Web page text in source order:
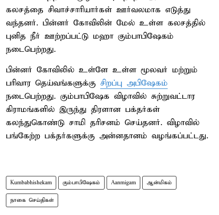
கலசத்தை சிவாச்சாரியார்கள் ஊர்வலமாக எடுத்து
வந்தனர். பின்னர் கோவிலின் மேல் உள்ள கலசத்தில்
புனித நீர் ஊற்றப்பட்டு மஹா கும்பாபிஷேகம்
நடைபெற்றது.
பின்னர் கோவிலில் உள்ளே உள்ள மூலவர் மற்றும்
பரிவார தெய்வங்களுக்கு சிறப்பு அபிஷேகம்
நடைபெற்றது. கும்பாபிஷேக விழாவில் சுற்றுவட்டார
கிராமங்களில் இருந்து திரளான பக்தர்கள்
கலந்துகொண்டு சாமி தரிசனம் செய்தனர். விழாவில்
பங்கேற்ற பக்தர்களுக்கு அன்னதானம் வழங்கப்பட்டது.
Kumbabhishekam கும்பாபிஷேகம் Aanmigam ஆன்மிகம்
நாகை செய்திகள்